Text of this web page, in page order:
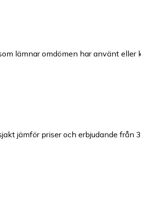
lämnar omdömen har använt eller
jämför priser och erbjudande från